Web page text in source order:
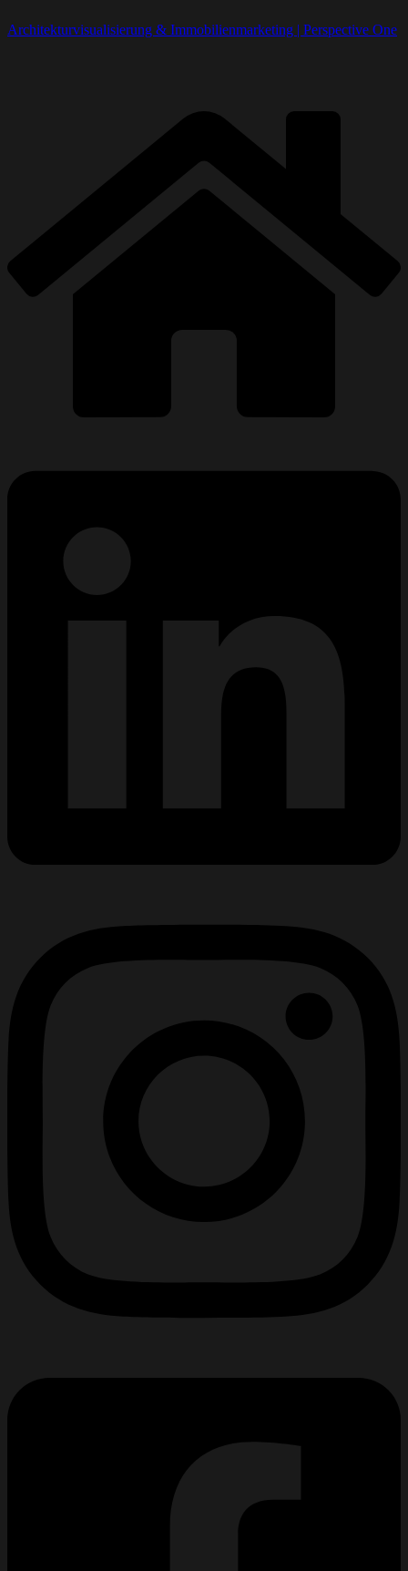
Architekturvisualisierung & Immobilienmarketing | Perspective One